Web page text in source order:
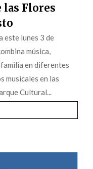
las Flores
este lunes 3 de
música,
en diferentes
musicales en las
Cultural...